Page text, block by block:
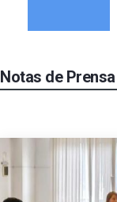
Notas de Prensa